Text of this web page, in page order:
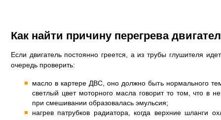
Как найти причину перегрева
Если двигатель постоянно греется, а из трубы глушителя
очередь проверить:
масло в картере ДВС, оно должно быть нормального
светлый цвет моторного масла говорит то том, что в
при смешивании образовалась эмульсия;
нагрев патрубков радиатора, когда верхние шланги